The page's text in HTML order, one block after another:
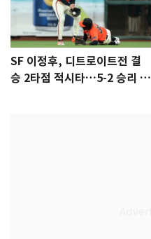
SF 이정후, 디트로이트전 결
승 2타점 적시타…5-2 승리 견